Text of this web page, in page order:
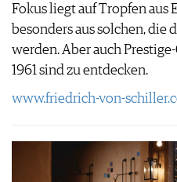
Fokus liegt auf Tropfen aus
besonders aus solchen,
werden. Aber auch
1961 sind zu entdecken.
www.friedrich-von-